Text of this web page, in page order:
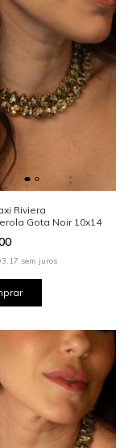
Riviera
Gota Noir 10x14
sem juros